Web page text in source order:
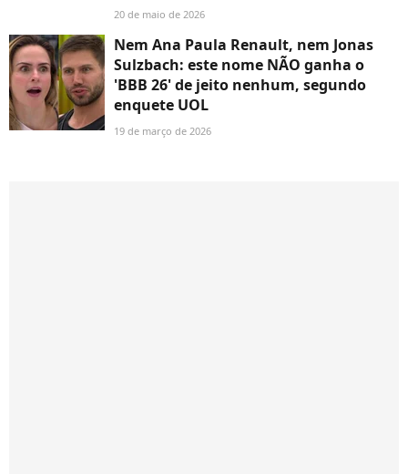
20 de maio de 2026
Nem Ana Paula Renault, nem Jonas
Sulzbach: este nome NÃO ganha o
'BBB 26' de jeito nenhum, segundo
enquete UOL
19 de março de 2026